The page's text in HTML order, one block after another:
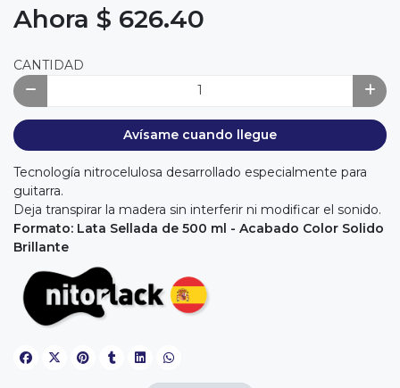
Ahora $ 626.40
CANTIDAD
Avísame cuando llegue
Tecnología nitrocelulosa desarrollado especialmente para
guitarra.
Deja transpirar la madera sin interferir ni modificar el sonido.
Formato: Lata Sellada de 500 ml - Acabado Color Solido
Brillante